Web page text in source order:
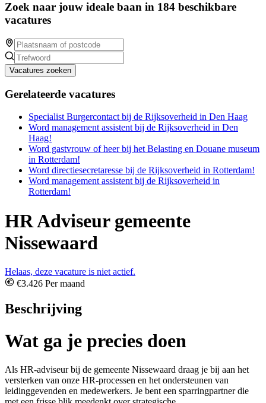
Zoek naar jouw ideale baan in 184 beschikbare
vacatures
Vacatures zoeken
Gerelateerde vacatures
Specialist Burgercontact bij de Rijksoverheid in Den Haag
Word management assistent bij de Rijksoverheid in Den
Haag!
Word gastvrouw of heer bij het Belasting en Douane museum
in Rotterdam!
Word directiesecretaresse bij de Rijksoverheid in Rotterdam!
Word management assistent bij de Rijksoverheid in
Rotterdam!
HR Adviseur gemeente
Nissewaard
Helaas, deze vacature is niet actief.
€3.426 Per maand
Beschrijving
Wat ga je precies doen
Als HR-adviseur bij de gemeente Nissewaard draag je bij aan het
versterken van onze HR-processen en het ondersteunen van
leidinggevenden en medewerkers. Je bent een sparringpartner die